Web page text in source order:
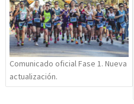
Comunicado oficial Fase 1. Nueva
actualización.